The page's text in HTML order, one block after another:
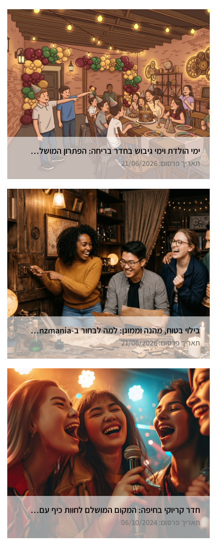
ימי הולדת וימי גיבוש בחדר בריחה: הפתרון המושלם בחיפה
תאריך פרסום: 21/06/2026
בילוי בטוח, מהנה וממוגן: למה לבחור ב-Funzmania לחדר הבריחה הבא שלכם בצפון?
תאריך פרסום: 21/06/2026
חדר קריוקי בחיפה: המקום המושלם לחוות כיף עם חברים
תאריך פרסום: 06/10/2024